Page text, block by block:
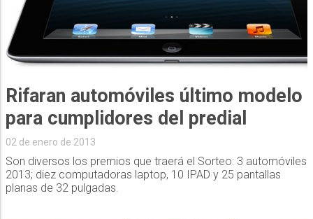
Rifaran automóviles último modelo
para cumplidores del predial
02 de enero de 2013
Son diversos los premios que traerá el Sorteo: 3 automóviles
2013; diez computadoras laptop, 10 IPAD y 25 pantallas
planas de 32 pulgadas.